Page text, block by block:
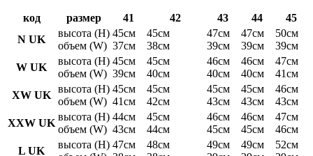
код размер 41 42 43 44
45
N UK
высота (H)
объем (W)
45см
37см
45см
38см
47см
39см
47см
39см
50см
39см
W UK
высота (H)
объем (W)
45см
39см
45см
40см
46см
40см
46см
40см
47см
41см
XW UK
высота (H)
объем (W)
45см
41см
45см
42см
45см
43см
45см
43см
46см
43см
XXW UK
высота (H)
объем (W)
44см
43см
45см
44см
46см
45см
46см
45см
47см
46см
L UK
высота (H) 47см
48см
49см
49см
52см